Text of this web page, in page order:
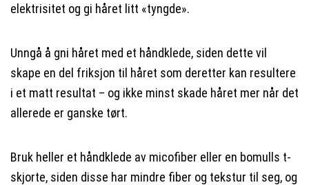
elektrisitet og gi håret litt «tyngde».
Unngå å gni håret med et håndklede, siden dette vil
skape en del friksjon til håret som deretter kan resultere
i et matt resultat – og ikke minst skade håret mer når det
allerede er ganske tørt.
Bruk heller et håndklede av micofiber eller en bomulls t-
skjorte, siden disse har mindre fiber og tekstur til seg, og